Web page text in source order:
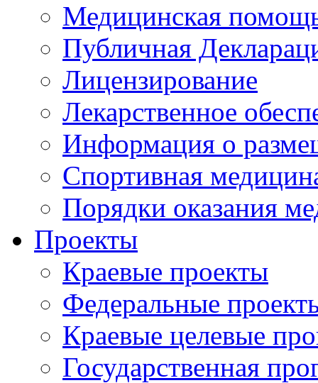
Медицинская
Публичная
Лицензирование
Лекарственное
Информация о
Спортивная
Порядки оказания
Проекты
Краевые проекты
Федеральные
Краевые целевые
Государственная